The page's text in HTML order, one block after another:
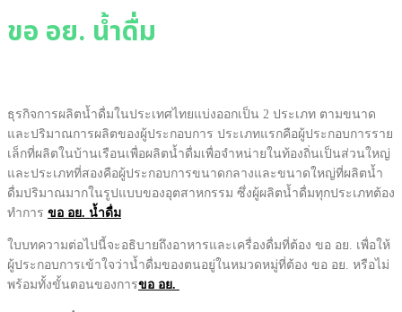
ขอ อย. น้ำดื่ม
ธุรกิจการผลิตน้ำดื่มในประเทศไทยแบ่งออกเป็น 2 ประเภท ตามขนาด
และปริมาณการผลิตของผู้ประกอบการ ประเภทแรกคือผู้ประกอบการราย
เล็กที่ผลิตในบ้านเรือนเพื่อผลิตน้ำดื่มเพื่อจำหน่ายในท้องถิ่นเป็นส่วนใหญ่
และประเภทที่สองคือผู้ประกอบการขนาดกลางและขนาดใหญ่ที่ผลิตน้ำ
ดื่มปริมาณมากในรูปแบบของอุตสาหกรรม ซึ่งผู้ผลิตน้ำดื่มทุกประเภทต้อง
ทำการ ขอ อย. น้ำดื่ม
ใบบทความต่อไปนี้จะอธิบายถึงอาหารและเครื่องดื่มที่ต้อง ขอ อย. เพื่อให้
ผู้ประกอบการเข้าใจว่าน้ำดื่มของตนอยู่ในหมวดหมู่ที่ต้อง ขอ อย. หรือไม่
พร้อมทั้งขั้นตอนของการขอ อย.